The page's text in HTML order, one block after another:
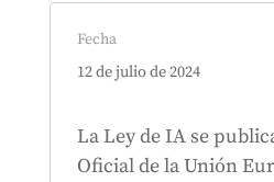
Fecha
12 de julio de 2024
La Ley de IA se
Oficial de la Unión